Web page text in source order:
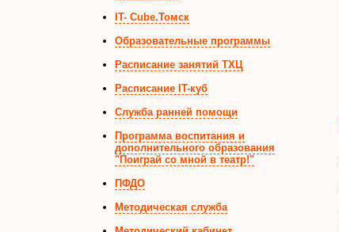
IT- Cube.Томск
Образовательные программы
Расписание занятий ТХЦ
Расписание IT-куб
Служба ранней помощи
Программа воспитания и
дополнительного образования
"Поиграй со мной в театр!"
ПФДО
Методическая служба